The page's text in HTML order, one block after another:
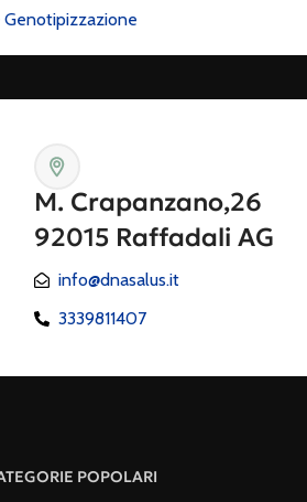
Genotipizzazione
M. Crapanzano,26
92015 Raffadali AG
info@dnasalus.it
3339811407
POPOLARI